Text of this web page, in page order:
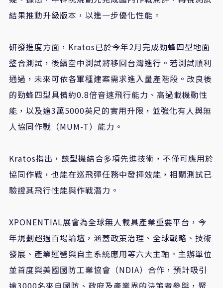
結果推動升級版本，以進一步優化性能。
研發進度方面， Kratos已於今年2月完成勁蜂四型地面
整合測試，後續空中測試將移回台灣進行。若測試順利
通過，未來可依各軍種建案需求進入量產階段。改良後
的勁蜂四型具備約0.8倍音速飛行能力、高過載機動性
能，以及逾3萬5000英尺的實用升限，並強化有人與無
人協同作戰（MUM-T）能力。
Kratos指出，該型機結合多項先進技術，不僅可應用於
協同作戰，也能在巡飛彈任務中發揮效能，相關測試已
驗證其飛行性能與作戰潛力。
XPONENTIAL展會為全球無人載具產業重要平台，今
年規劃超過百場論壇，涵蓋政策治理、全球戰略、技術
發展、產業運營與自主系統應用等六大主軸。主辦單位
並首度與美國國防工業協會（NDIA）合作，預計吸引
逾3000名來自國防、政府及產業界的決策者參與，聚